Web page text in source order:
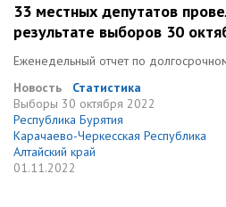
33 местных депутатов
результате выборов 30
Еженедельный отчет по
Новость
Статистика
Выборы 30 октября 2022
Республика Бурятия
Карачаево-Черкесская Республика
Алтайский край
01.11.2022